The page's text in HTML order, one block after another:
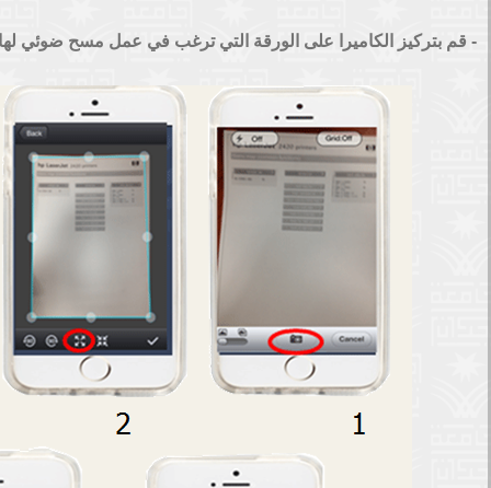
- قم بتركيز الكاميرا على الورقة التي ترغب في عمل مسح ضوئي